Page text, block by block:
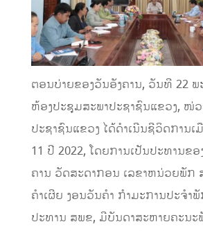
ຕອນບ່າຍຂອງວັນອັງຄານ, ວັນທີ 22
ຫ້ອງປະຊຸມສະພາປະຊາຊົນແຂວງ, ໜ່
ປະຊາຊົນແຂວງ ໄດ້ດຳເນີນຊີວິດການເ
11 ປີ 2022, ໂດຍການເປັນປະທານຂ
ຄານ ວັດສະດາກອນ ເລຂາຫນ່ວຍພັກ
ຄໍາເຜີຍ ງອນວັນຄຳ ກຳມະການປະຈໍາ
ປະທານ ສພຂ, ມີບັນດາສະຫາຍຄະນ